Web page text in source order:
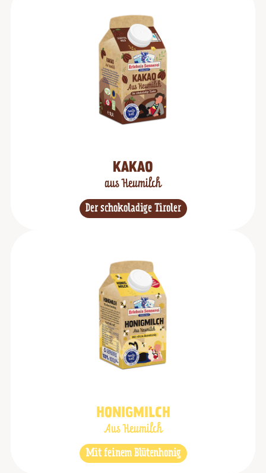
KAKAO
aus Heumilch
Der schokoladige Tiroler
HONIGMILCH
Aus Heumilch
Mit feinem Blütenhonig